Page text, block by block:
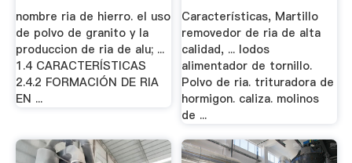
nombre ria de hierro. el uso
de polvo de granito y la
produccion de ria de alu; ...
1.4 CARACTERÍSTICAS
2.4.2 FORMACIÓN DE RIA
EN ...
Características, Martillo
removedor de ria de alta
calidad, ... lodos
alimentador de tornillo.
Polvo de ria. trituradora de
hormigon. caliza. molinos
de ...